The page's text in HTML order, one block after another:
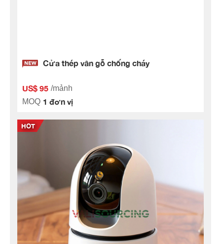
Cửa thép vân gỗ chống cháy
US$ 95 /mảnh
MOQ 1 đơn vị